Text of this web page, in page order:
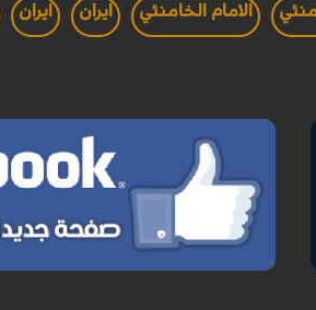
الامام الخامنئي ايران ايران